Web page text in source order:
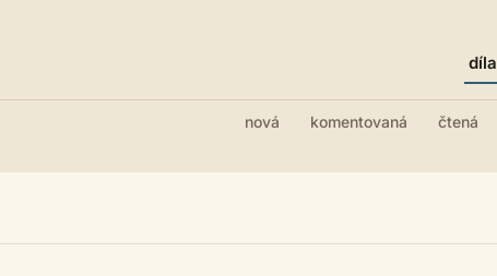
díla
nová komentovaná čtená